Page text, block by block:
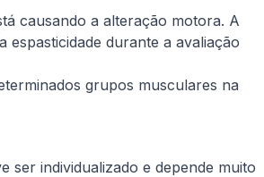
causando a alteração motora. A
espasticidade durante a avaliação
grupos musculares na
ser individualizado e depende muito